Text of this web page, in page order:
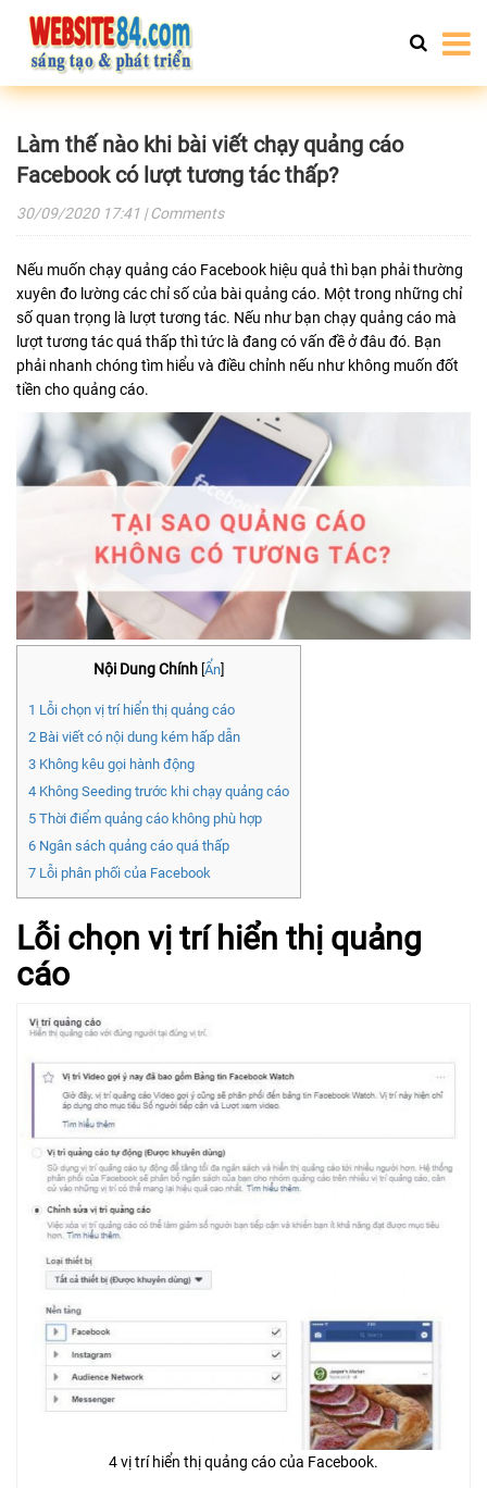
Làm thế nào khi bài viết chạy quảng cáo
Facebook có lượt tương tác thấp?
30/09/202017:41 | Comments
Nếu muốn chạy quảng cáo Facebook hiệu quả thì bạn phải thường
xuyên đo lường các chỉ số của bài quảng cáo. Một trong những chỉ
số quan trọng là lượt tương tác. Nếu như bạn chạy quảng cáo mà
lượt tương tác quá thấp thì tức là đang có vấn đề ở đâu đó. Bạn
phải nhanh chóng tìm hiểu và điều chỉnh nếu như không muốn đốt
tiền cho quảng cáo.
Nội Dung Chính Ẩn
1 Lỗi chọn vị trí hiển thị quảng cáo
2 Bài viết có nội dung kém hấp dẫn
3 Không kêu gọi hành động
4 Không Seeding trước khi chạy quảng cáo
5 Thời điểm quảng cáo không phù hợp
6 Ngân sách quảng cáo quá thấp
7 Lỗi phân phối của Facebook
Lỗi chọn vị trí hiển thị quảng
cáo
4 vị trí hiển thị quảng cáo của Facebook.